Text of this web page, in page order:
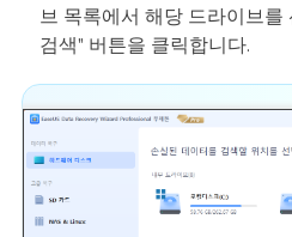
브 목록에서 해당 드라이브를
검색" 버튼을 클릭합니다.